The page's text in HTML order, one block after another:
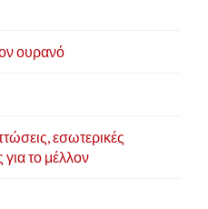
ουρανό
εσωτερικές
για το μέλλον